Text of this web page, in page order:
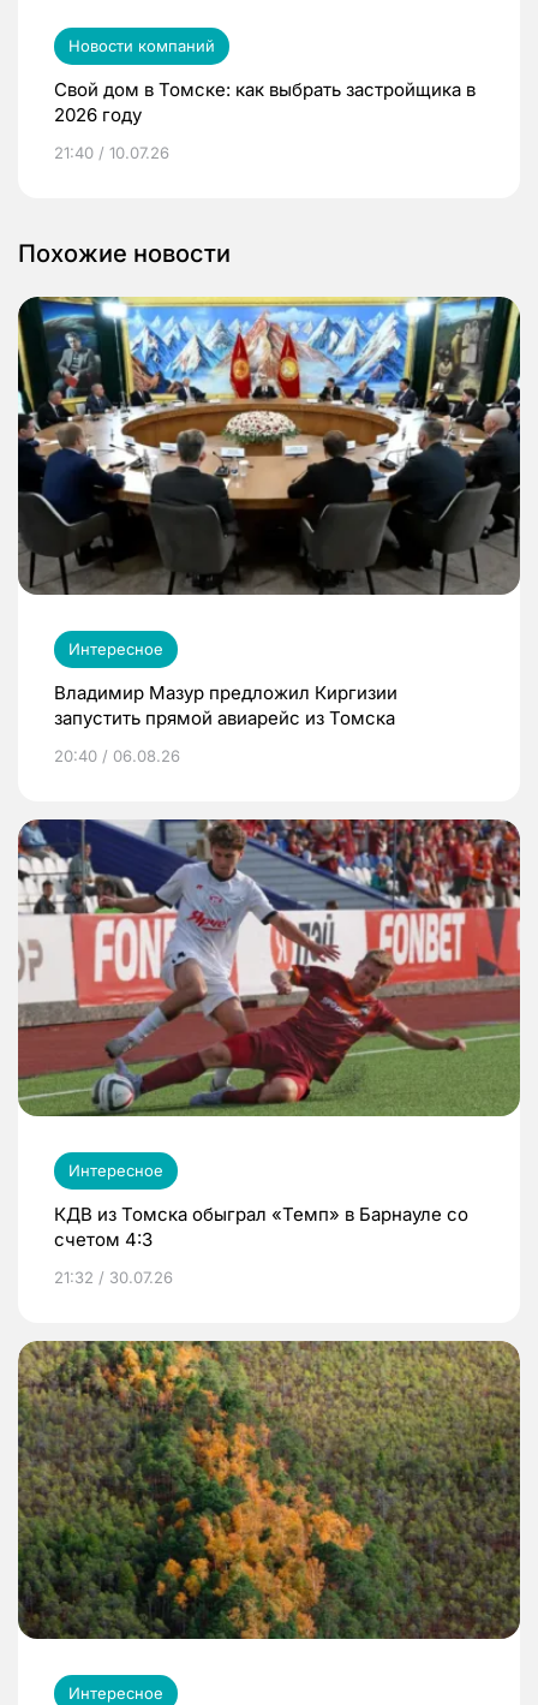
Новости компаний
Свой дом в Томске: как выбрать застройщика в
2026 году
21:40 / 10.07.26
Похожие новости
Интересное
Владимир Мазур предложил Киргизии
запустить прямой авиарейс из Томска
20:40 / 06.08.26
Интересное
КДВ из Томска обыграл «Темп» в Барнауле со
счетом 4:3
21:32 / 30.07.26
Интересное